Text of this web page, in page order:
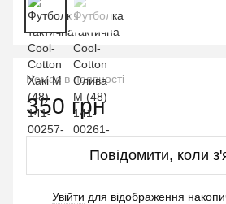
Немає в наявності
350 грн
Повідомити, коли
Увійти для відображення